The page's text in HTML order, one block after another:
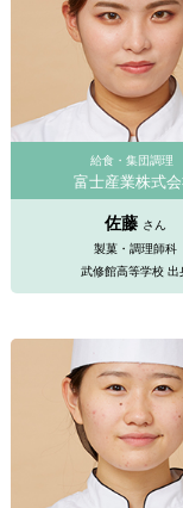
給食・集団調理
富士産業株式
佐藤 さん
製菓・調理師科
武修館高等学校 出